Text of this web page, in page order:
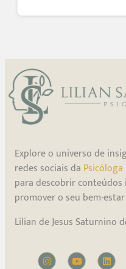
Explore o universo de
redes sociais da Psicóloga
para descobrir
promover o seu bem-
Lilian de Jesus Saturnino